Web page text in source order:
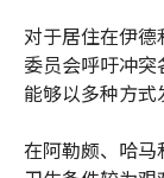
对于居住在伊
委员会呼吁冲
能够以多种方式
在阿勒颇、哈